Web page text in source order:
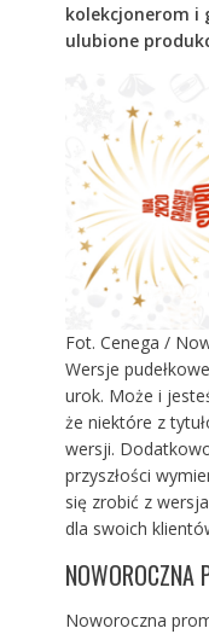
kolekcjonerom i
ulubione
Fot. Cenega /
Wersje
urok. Może i
że niektóre z
wersji.
przyszłości
się zrobić z
dla swoich
NOWOROCZNA
Noworoczna